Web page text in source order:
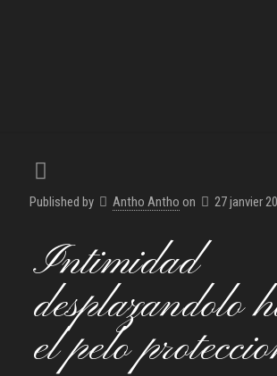
Published by Antho Antho on 27 janvier
Intimidad
desplazandolo
el pelo